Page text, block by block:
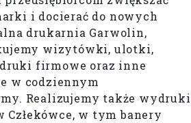
i docierać do nowych
drukarnia Garwolin,
wizytówki, ulotki,
firmowe oraz inne
w codziennym
Realizujemy także wydruki
w tym banery